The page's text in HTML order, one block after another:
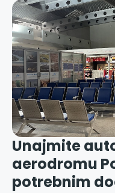
Unajmite
aerodromu
potrebnim